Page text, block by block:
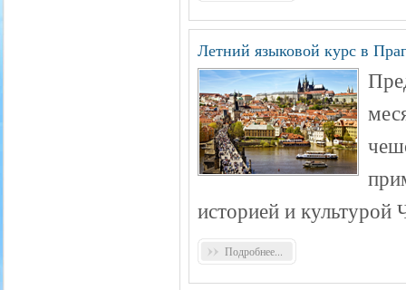
Летний языковой курс в
историей и культурой
Подробнее...